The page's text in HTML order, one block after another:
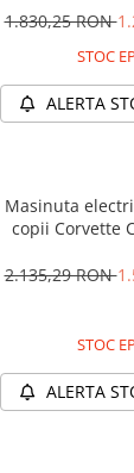
1.830,25 RON
STOC
ALERTA
Masinuta
copii Corvette
2.135,29 RON
STOC
ALERTA